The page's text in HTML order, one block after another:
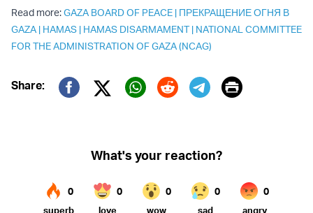
Read more:GAZA BOARD OF PEACE | ПРЕКРАЩЕНИЕ ОГНЯ В
GAZA | HAMAS | HAMAS DISARMAMENT| NATIONAL COMMITTEE
FOR THE ADMINISTRATION OF GAZA (NCAG)
Share:
Twitter (X)
Print